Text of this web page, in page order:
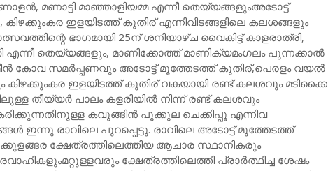
മണാട്ടി മാഞ്ഞാളിയമ്മ എന്നീ തെയ്യങ്ങളുംഅടോട്ട്
ഇളയിടത്ത് കുതിര് എന്നിവിടങ്ങളിലെ കലശങ്ങളും
ഭാഗമായി 25ന് ശനിയാഴ്ച വൈകിട്ട് കാളരാത്രി,
തെയ്യങ്ങളും, മാണിക്കോത്ത് മാണിക്യമംഗലം പുന്നക്കാൽ
കോവ സമർപ്പണവും അടോട്ട് മൂത്തേടത്ത് കുതിര്,പെരളം വയൽ
കിഴക്കുംകര ഇളയിടത്ത് കുതിര് വകയായി രണ്ട് കലശവും മടിക്കൈ
തീയ്യർ പാലം കളരിയിൽ നിന്ന് രണ്ട് കലശവും
കവുങ്ങിൻ പൂക്കുല ചെക്കിപ്പൂ എന്നിവ
ഇന്നു രാവിലെ പുറപ്പെട്ടു. രാവിലെ അടോട്ട് മൂത്തേടത്ത്
ക്ഷേത്രത്തിലെത്തിയ ആചാര സ്ഥാനികരും
ക്ഷേത്രത്തിലെത്തി പ്രാർത്ഥിച്ച ശേഷം